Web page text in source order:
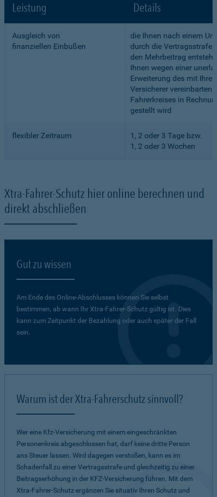
Leistung Details
Ausgleich von
finanziellen Einbußen
die Ihnen nach einem
durch die Vertragsstrafe
den Mehrbeitrag
Ihnen wegen einer
Erweiterung des mit
Versicherer vereinbarten
Fahrerkreises in
gestellt wird
flexibler Zeitraum
1, 2 oder 3 Tage bzw.
1, 2 oder 3 Wochen
Xtra-Fahrer-Schutz hier online berechnen und
direkt abschließen
Gut zu wissen
Am Ende des Online-Abschlusses können Sie selbst
bestimmen, ab wann Ihr Xtra-Fahrer-Schutz gültig ist. Dies
kann zum Zeitpunkt der Bezahlung oder auch später der Fall
sein.
Warum ist der Xtra-Fahrerschutz sinnvoll?
Wer eine Kfz-Versicherung mit einem eingeschränkten
Personenkreis abgeschlossen hat, darf keine dritte Person
ans Steuer lassen. Wird dagegen verstoßen, kann es im
Schadenfall zu einer Vertragsstrafe und gleichzeitig zu einer
Beitragserhöhung in der KFZ-Versicherung führen. Mit dem
Xtra-Fahrer-Schutz ergänzen Sie situativ Ihren Schutz und